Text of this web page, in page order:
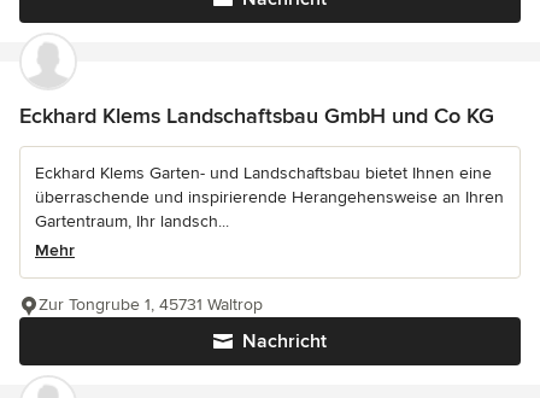
Eckhard Klems Landschaftsbau GmbH und Co KG
Eckhard Klems Garten- und Landschaftsbau bietet Ihnen eine
überraschende und inspirierende Herangehensweise an Ihren
Gartentraum, Ihr landsch...
Mehr
Nachricht
Zur Tongrube 1, 45731 Waltrop